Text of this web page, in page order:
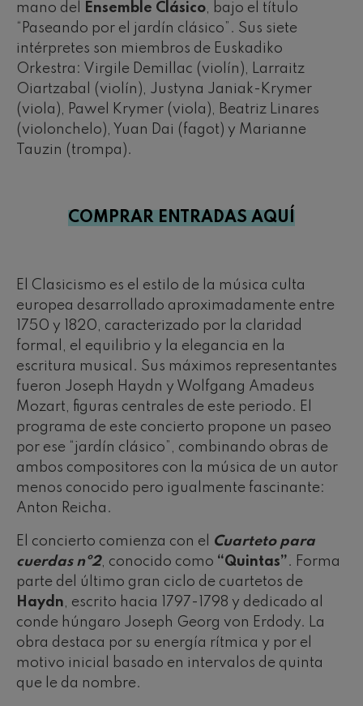
mano del
Ensemble Clásico, bajo el título
“Paseando por el jardín clásico”. Sus siete
intérpretes son miembros de Euskadiko
Orkestra: Virgile Demillac (violín), Larraitz
Oiartzabal (violín), Justyna Janiak-Krymer
(viola), Pawel Krymer (viola), Beatriz Linares
(violonchelo), Yuan Dai (fagot) y Marianne
Tauzin (trompa).
COMPRAR ENTRADAS AQUÍ
El Clasicismo es el estilo de la música culta
europea desarrollado aproximadamente entre
1750 y 1820, caracterizado por la claridad
formal, el equilibrio y la elegancia en la
escritura musical. Sus máximos representantes
fueron Joseph Haydn y Wolfgang Amadeus
Mozart, figuras centrales de este periodo. El
programa de este concierto propone un paseo
por ese “jardín clásico”, combinando obras de
ambos compositores con la música de un autor
menos conocido pero igualmente fascinante:
Anton Reicha.
El concierto comienza con el
Cuarteto para
cuerdas nº2, conocido como “Quintas”. Forma
parte del último gran ciclo de cuartetos de
Haydn, escrito hacia 1797-1798 y dedicado al
conde húngaro Joseph Georg von Erdody. La
obra destaca por su energía rítmica y por el
motivo inicial basado en intervalos de quinta
que le da nombre.